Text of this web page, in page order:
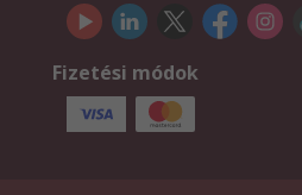
Fizetési módok